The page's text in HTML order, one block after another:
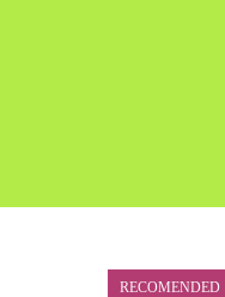
RECOMENDED